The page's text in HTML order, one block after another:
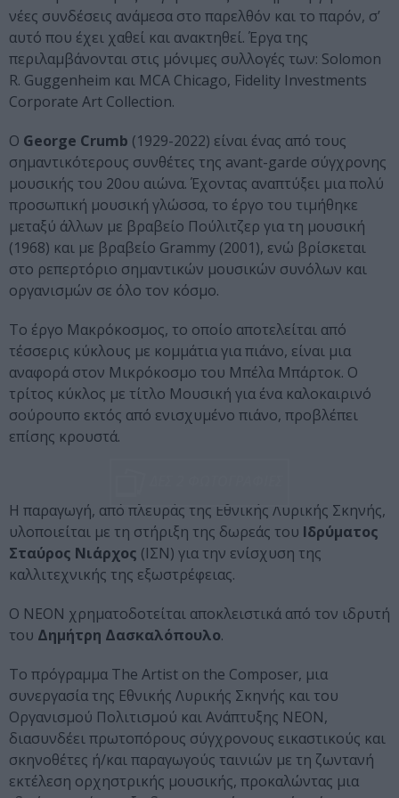
νέες συνδέσεις ανάμεσα στο παρελθόν και το παρόν, σ’
αυτό που έχει χαθεί και ανακτηθεί. Έργα της
περιλαμβάνονται στις μόνιμες συλλογές των: Solomon
R. Guggenheim και MCA Chicago, Fidelity Investments
Corporate Art Collection.
O George Crumb (1929-2022) είναι ένας από τους
σημαντικότερους συνθέτες της avant-garde σύγχρονης
μουσικής του 20ου αιώνα. Έχοντας αναπτύξει μια πολύ
προσωπική μουσική γλώσσα, το έργο του τιμήθηκε
μεταξύ άλλων με βραβείο Πούλιτζερ για τη μουσική
(1968) και με βραβείο Grammy (2001), ενώ βρίσκεται
στο ρεπερτόριο σημαντικών μουσικών συνόλων και
οργανισμών σε όλο τον κόσμο.
Το έργο Μακρόκοσμος, το οποίο αποτελείται από
τέσσερις κύκλους με κομμάτια για πιάνο, είναι μια
αναφορά στον Μικρόκοσμο του Μπέλα Μπάρτοκ. Ο
τρίτος κύκλος με τίτλο Μουσική για ένα καλοκαιρινό
σούρουπο εκτός από ενισχυμένο πιάνο, προβλέπει
επίσης κρουστά.
Η παραγωγή, από πλευράς της Εθνικής Λυρικής Σκηνής,
υλοποιείται με τη στήριξη της δωρεάς του Ιδρύματος
Σταύρος Νιάρχος (ΙΣΝ) για την ενίσχυση της
καλλιτεχνικής της εξωστρέφειας.
O NEON χρηματοδοτείται αποκλειστικά από τον ιδρυτή
του Δημήτρη Δασκαλόπουλο.
Το πρόγραμμα The Artist on the Composer, μια
συνεργασία της Εθνικής Λυρικής Σκηνής και του
Οργανισμού Πολιτισμού και Ανάπτυξης ΝΕΟΝ,
διασυνδέει πρωτοπόρους σύγχρονους εικαστικούς και
σκηνοθέτες ή/και παραγωγούς ταινιών με τη ζωντανή
εκτέλεση ορχηστρικής μουσικής, προκαλώντας μια